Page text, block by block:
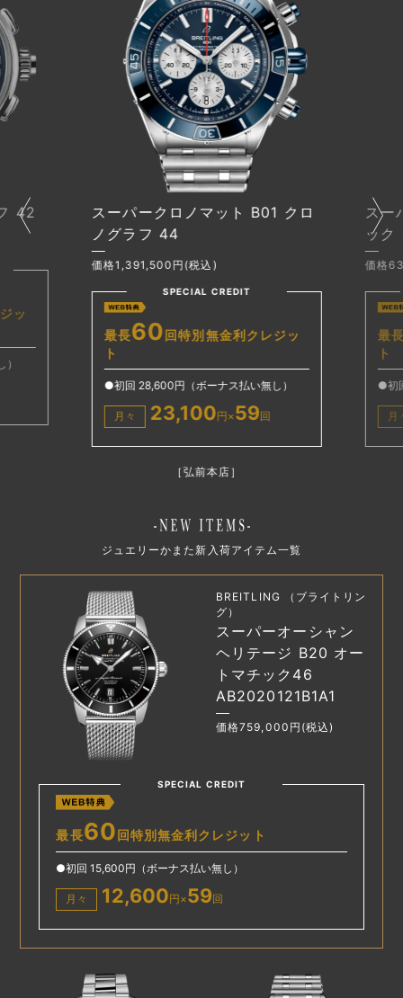
42
ッ
スーパークロノマット B01 クロ
ノグラフ 44
価格1,391,500円(税込)
SPECIAL CREDIT
最長60回特別無金利クレジッ
ト
●初回 28,600円（ボーナス払い無し）
月々 23,100円×59回
［弘前本店］
スー
ック
価格
最長
ト
●初
月々
ジュエリーかまた新入荷アイテム一覧
BREITLING （ブライトリン
グ）
スーパーオーシャン
ヘリテージ B20 オー
トマチック46
AB2020121B1A1
価格759,000円(税込)
SPECIAL CREDIT
最長60回特別無金利クレジット
●初回 15,600円（ボーナス払い無し）
月々 12,600円×59回